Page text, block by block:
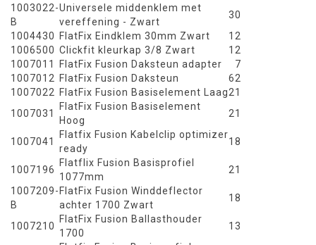
1003022-
B
Universele middenklem met
vereffening - Zwart
30
1004430
FlatFix Eindklem 30mm Zwart
12
1006500 Clickfit kleurkap 3/8 Zwart
12
1007011
FlatFix Fusion Daksteun adapter
7
1007012
FlatFix Fusion Daksteun
62
1007022
FlatFix Fusion Basiselement Laag21
1007031
FlatFix Fusion Basiselement
Hoog
21
1007041
Flatfix Fusion Kabelclip optimizer
ready
18
1007196
Flatflix Fusion Basisprofiel
1077mm
21
1007209-
B
FlatFix Fusion Winddeflector
achter 1700 Zwart
18
1007210
FlatFix Fusion Ballasthouder
1700
13